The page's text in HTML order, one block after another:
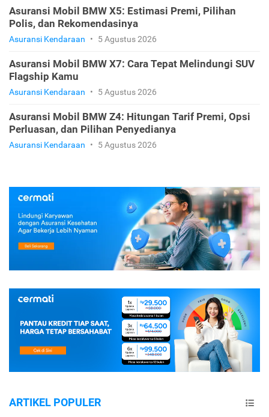
Asuransi Mobil BMW X5: Estimasi Premi, Pilihan
Polis, dan Rekomendasinya
Asuransi Kendaraan • 5 Agustus 2026
Asuransi Mobil BMW X7: Cara Tepat Melindungi SUV
Flagship Kamu
Asuransi Kendaraan • 5 Agustus 2026
Asuransi Mobil BMW Z4: Hitungan Tarif Premi, Opsi
Perluasan, dan Pilihan Penyedianya
Asuransi Kendaraan • 5 Agustus 2026
ARTIKEL POPULER